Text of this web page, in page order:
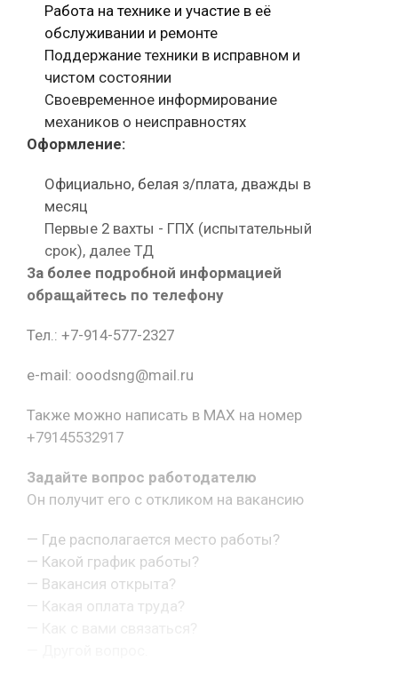
Работа на технике и участие в её
обслуживании и ремонте
Поддержание техники в исправном и
чистом состоянии
Своевременное информирование
механиков о неисправностях
Оформление:
Официально, белая з/плата, дважды в
месяц
Первые 2 вахты - ГПХ (испытательный
срок), далее ТД
За более подробной информацией
обращайтесь по телефону
Тел.: +7-914-577-2327
e-mail: ooodsng@mail.ru
Также можно написать в MAX на номер
+79145532917
Задайте вопрос работодателю
Он получит его с откликом на вакансию
— Где располагается место работы?
— Какой график работы?
— Вакансия открыта?
— Какая оплата труда?